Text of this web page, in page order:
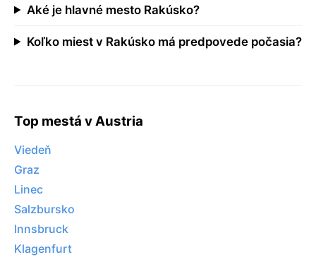
Aké je hlavné mesto Rakúsko?
Koľko miest v Rakúsko má predpovede počasia?
Top mestá v Austria
Viedeň
Graz
Linec
Salzbursko
Innsbruck
Klagenfurt